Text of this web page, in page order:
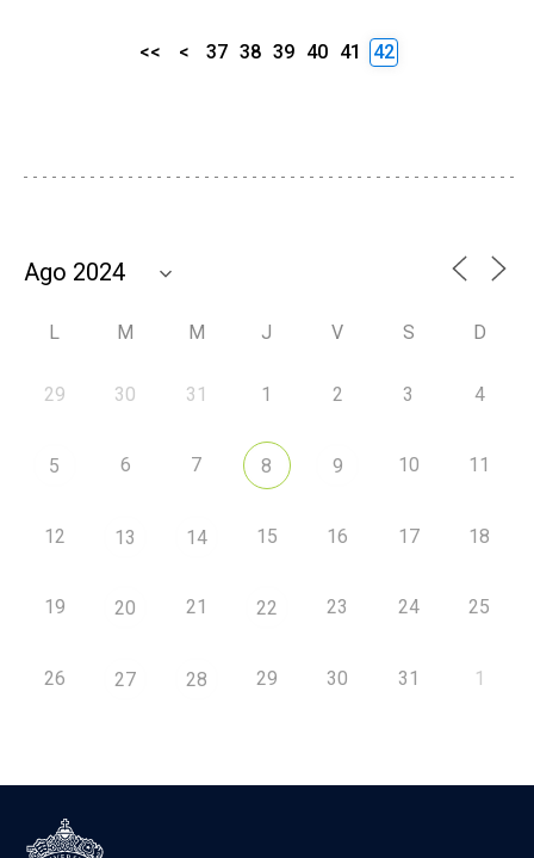
<< < 37 38 39 40 41 42
L M M J V S D
29 30 31 1 2 3 4
5 6 7 8 9 10 11
12 13 14 15 16 17 18
19 20 21 22 23 24 25
26 27 28 29 30 31 1